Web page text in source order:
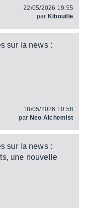
22/05/2026 19:55
par Kibouille
sur la news :
18/05/2026 10:58
par Neo Alchemist
sur la news :
une nouvelle